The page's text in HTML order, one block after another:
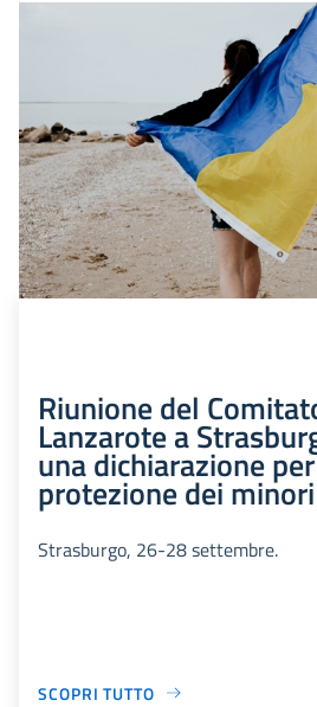
Riunione del
Lanzarote a
una dichiarazione
protezione dei
Strasburgo, 26-28 settembre.
SCOPRI TUTTO